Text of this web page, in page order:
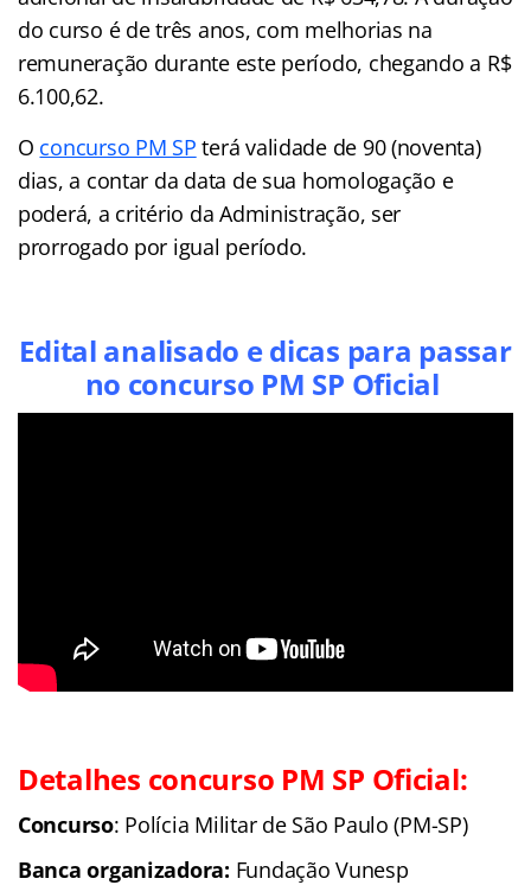
do curso é de três anos, com melhorias na
remuneração durante este período, chegando a R$
6.100,62.
O concurso PM SP terá validade de 90 (noventa)
dias, a contar da data de sua homologação e
poderá, a critério da Administração, ser
prorrogado por igual período.
Edital analisado e dicas para passar
no concurso PM SP Oficial
Detalhes concurso PM SP Oficial:
Concurso: Polícia Militar de São Paulo (PM-SP)
Banca organizadora: Fundação Vunesp